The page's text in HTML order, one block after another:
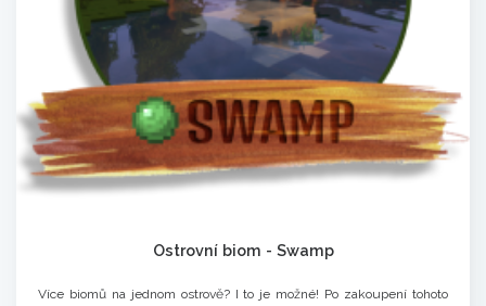
Ostrovní biom - Swamp
Více biomů na jednom ostrově? I to je možné! Po zakoupení tohoto